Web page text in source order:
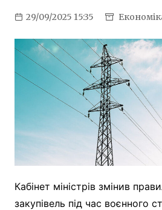
29/09/2025 15:35
Кабінет міністрів змінив
закупівель під час воєнного